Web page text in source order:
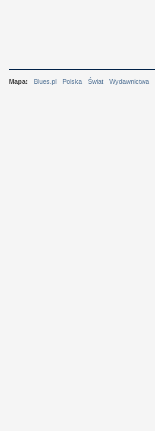
Mapa: Blues.pl Polska Świat Wydawnictwa